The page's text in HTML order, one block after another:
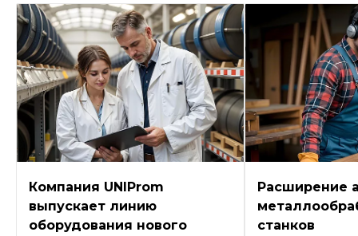
Компания UNIProm
выпускает линию
оборудования нового
Расширение
станков